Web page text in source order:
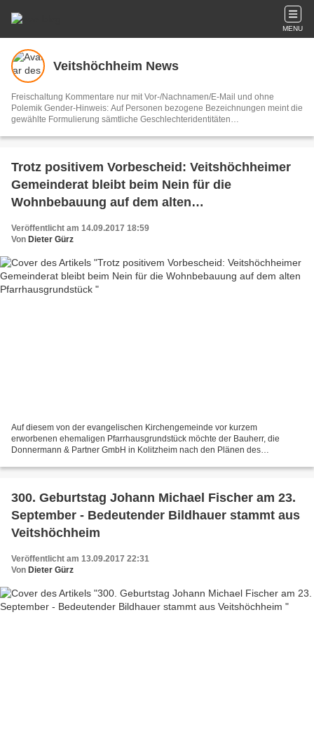
MENU
Veitshöchheim News
Freischaltung Kommentare nur mit Vor-/Nachnamen/E-Mail und ohne
Polemik Gender-Hinweis: Auf Personen bezogene Bezeichnungen meint die
gewählte Formulierung sämtliche Geschlechteridentitäten
GVO ist ausschließlich Sache der Overblog-Hosting-Plattform. Ihre E-Mail-
Trotz positivem Vorbescheid: Veitshöchheimer
Gemeinderat bleibt beim Nein für die
Wohnbebauung auf dem alten
Veröffentlicht am 14.09.2017 18:59
Von Dieter Gürz
Auf diesem von der evangelischen Kirchengemeinde vor kurzem
erworbenen ehemaligen Pfarrhausgrundstück möchte der Bauherr, die
Donnermann & Partner GmbH in Kolitzheim nach den Plänen des
Doppelhaushälften,...
300. Geburtstag Johann Michael Fischer am 23.
September - Bedeutender Bildhauer stammt aus
Veitshöchheim
Veröffentlicht am 13.09.2017 22:31
Von Dieter Gürz